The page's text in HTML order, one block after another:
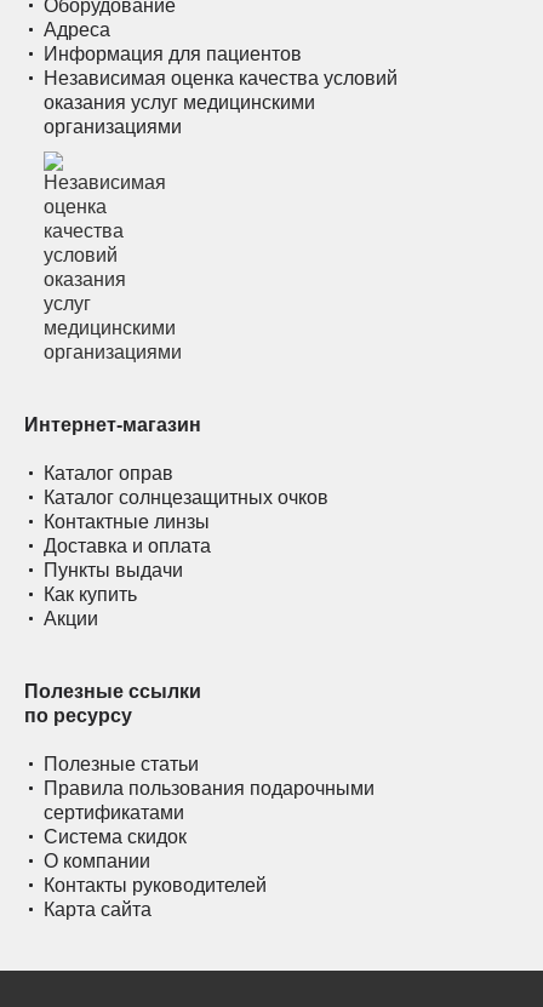
Оборудование
Адреса
Информация для пациентов
Независимая оценка качества условий
оказания услуг медицинскими
организациями
Интернет-магазин
Каталог оправ
Каталог солнцезащитных очков
Контактные линзы
Доставка и оплата
Пункты выдачи
Как купить
Акции
Полезные ссылки
по ресурсу
Полезные статьи
Правила пользования подарочными
сертификатами
Система скидок
О компании
Контакты руководителей
Карта сайта